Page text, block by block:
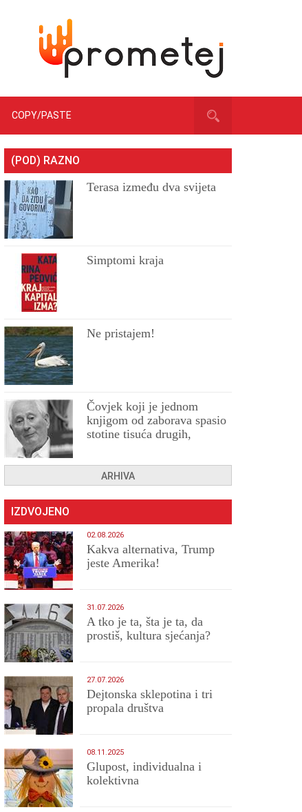
COPY/PASTE
(POD) RAZNO
Terasa između dva svijeta
Simptomi kraja
Ne pristajem!
Čovjek koji je jednom
knjigom od zaborava spasio
stotine tisuća drugih,
ARHIVA
IZDVOJENO
02.08.2026
Kakva alternativa, Trump
jeste Amerika!
31.07.2026
A tko je ta, šta je ta, da
prostiš, kultura sjećanja?
27.07.2026
Dejtonska sklepotina i tri
propala društva
08.11.2025
Glupost, individualna i
kolektivna